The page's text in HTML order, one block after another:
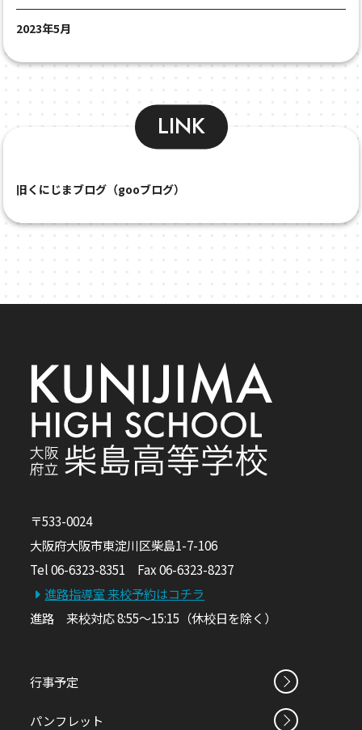
2023年5月
LINK
旧くにじまブログ（gooブログ）
〒533-0024
大阪府大阪市東淀川区柴島1-7-106
Tel 06-6323-8351 Fax 06-6323-8237
進路指導室 来校予約はコチラ
進路 来校対応 8:55～15:15（休校日を除く）
行事予定
パンフレット